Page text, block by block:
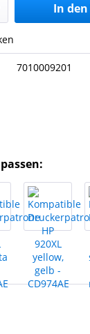
In den
7010009201